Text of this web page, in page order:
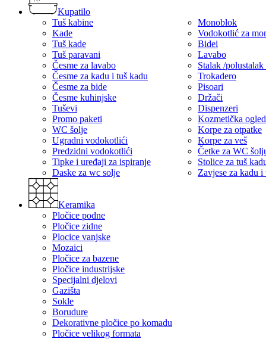
Kupatilo
Tuš kabine
Kade
Tuš kade
Tuš paravani
Česme za lavabo
Česme za kadu i tuš kadu
Česme za bide
Česme kuhinjske
Tuševi
Promo paketi
WC šolje
Ugradni vodokotlići
Predzidni vodokotlići
Tipke i uređaji za ispiranje
Daske za wc solje
Monoblok
Vodokotlić za
Bidei
Lavabo
Stalak /
Trokadero
Pisoari
Držači
Dispenzeri
Kozmetička
Korpe za otpatke
Korpe za veš
Četke za WC
Stolice za tuš
Zavjese za kadu i
Keramika
Pločice podne
Pločice zidne
Plocice vanjske
Mozaici
Pločice za bazene
Pločice industrijske
Specijalni djelovi
Gazišta
Sokle
Borudure
Dekorativne pločice po komadu
Pločice velikog formata